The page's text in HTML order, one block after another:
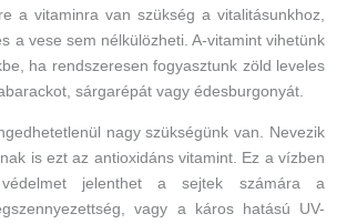
a vitaminra van szükség a vitalitásunkhoz,
a vese sem nélkülözheti. A-vitamint vihetünk
ha rendszeresen fogyasztunk zöld leveles
sárgarépát vagy édesburgonyát.
nagy szükségünk van. Nevezik
is ezt az antioxidáns vitamint. Ez a vízben
jelenthet a sejtek számára a
vagy a káros hatású UV-